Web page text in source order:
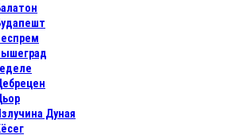
Дуная